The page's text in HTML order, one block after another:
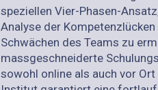
speziellen Vier-Phasen-
Analyse der
Schwächen des Teams zu
massgeschneiderte
sowohl online als auch vor